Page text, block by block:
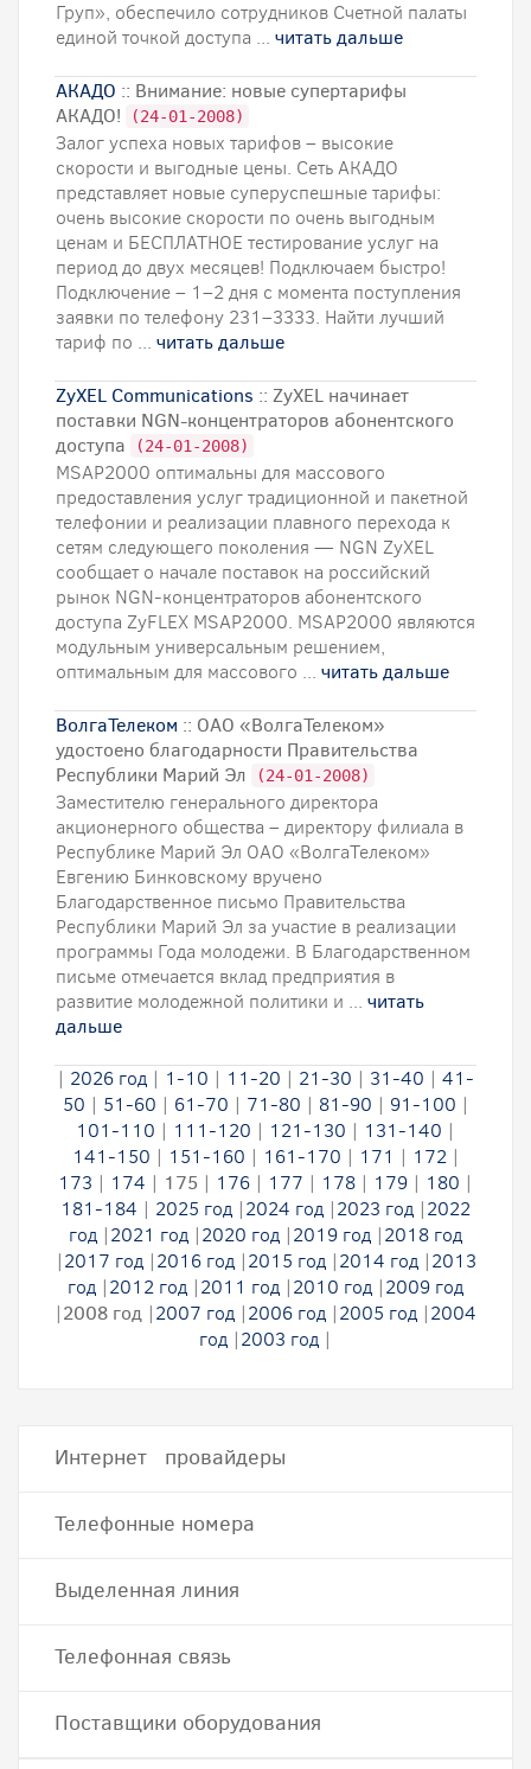
Груп», обеспечило сотрудников Счетной палаты
единой точкой доступа ... читать дальше
АКАДО :: Внимание: новые супертарифы
АКАДО!
(24-01-2008)
Залог успеха новых тарифов – высокие
скорости и выгодные цены. Сеть АКАДО
представляет новые суперуспешные тарифы:
очень высокие скорости по очень выгодным
ценам и БЕСПЛАТНОЕ тестирование услуг на
период до двух месяцев! Подключаем быстро!
Подключение – 1–2 дня с момента поступления
заявки по телефону 231–3333. Найти лучший
тариф по ... читать дальше
ZyXEL Communications :: ZyXEL начинает
поставки NGN-концентраторов абонентского
доступа
(24-01-2008)
MSAP2000 оптимальны для массового
предоставления услуг традиционной и пакетной
телефонии и реализации плавного перехода к
сетям следующего поколения — NGN ZyXEL
сообщает о начале поставок на российский
рынок NGN-концентраторов абонентского
доступа ZyFLEX MSAP2000. MSAP2000 являются
модульным универсальным решением,
оптимальным для массового ... читать дальше
ВолгаТелеком :: ОАО «ВолгаТелеком»
удостоено благодарности Правительства
Республики Марий Эл
(24-01-2008)
Заместителю генерального директора
акционерного общества – директору филиала в
Республике Марий Эл ОАО «ВолгаТелеком»
Евгению Бинковскому вручено
Благодарственное письмо Правительства
Республики Марий Эл за участие в реализации
программы Года молодежи. В Благодарственном
письме отмечается вклад предприятия в
развитие молодежной политики и ... читать
дальше
| 2026 год | 1-10 | 11-20 | 21-30 | 31-40 | 41-
50 | 51-60 | 61-70 | 71-80 | 81-90 | 91-100 |
101-110 | 111-120 | 121-130 | 131-140 |
141-150 | 151-160 | 161-170 | 171 | 172|
173 | 174 | 175 | 176 | 177 | 178 | 179 | 180 |
181-184 | 2025 год |2024 год |2023 год |2022
год |2021 год |2020 год |2019 год |2018 год
|2017 год|2016 год|2015 год|2014 год|2013
год |2012 год |2011 год |2010 год |2009 год
|2008 год |2007 год |2006 год |2005 год |2004
год |2003 год |
Интернет провайдеры
Телефонные номера
Выделенная линия
Телефонная связь
Поставщики оборудования